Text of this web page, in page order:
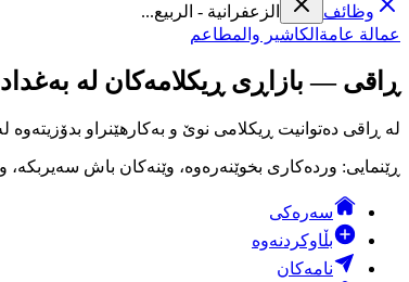
وظائف
الزعفرانية - الربيع...
عمالة عامة الكاشير والمطاعم
ڕاقی — بازاڕی ڕیکلامەکان لە بەغداد
لە ڕاقی دەتوانیت ڕیکلامی نوێ و بەکارهێنراو
ڕێنمایی: وردەکاری بخوێنەرەوە، وێنەکان باش سەیربکە،
سەرەکی
بڵاوکردنەوە
نامەکان